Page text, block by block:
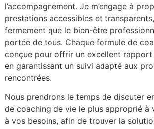
l’accompagnement. Je m’engage à
prestations accessibles et
fermement que le bien-être
portée de tous. Chaque formule de
conçue pour offrir un excellent
en garantissant un suivi adapté aux
rencontrées.
Nous prendrons le temps de discuter
de coaching de vie le plus approprié à
à vos besoins, afin de trouver la